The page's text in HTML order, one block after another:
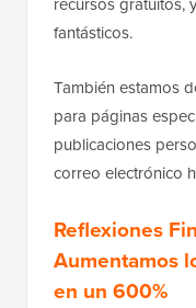
fantásticos.
También estamos
para páginas
publicaciones
correo electrónico
Reflexiones
Aumentamos
en un 600%